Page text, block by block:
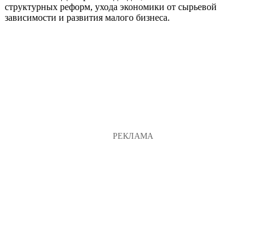
структурных реформ, ухода экономики от сырьевой
зависимости и развития малого бизнеса.